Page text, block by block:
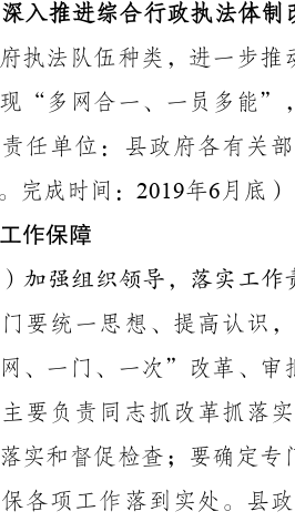
深入推进综合行政执法体制
执法队伍种类，进一步
“多网合一、一员多能”
任单位：县政府各有关
完成时间： 2019年6 月底）
保障
强组织领导，落实工作
要统一思想、提高认识
、一门、一次”改革、审
要负责同志抓改革抓落
实和督促检查；要确定
各项工作落到实处。县